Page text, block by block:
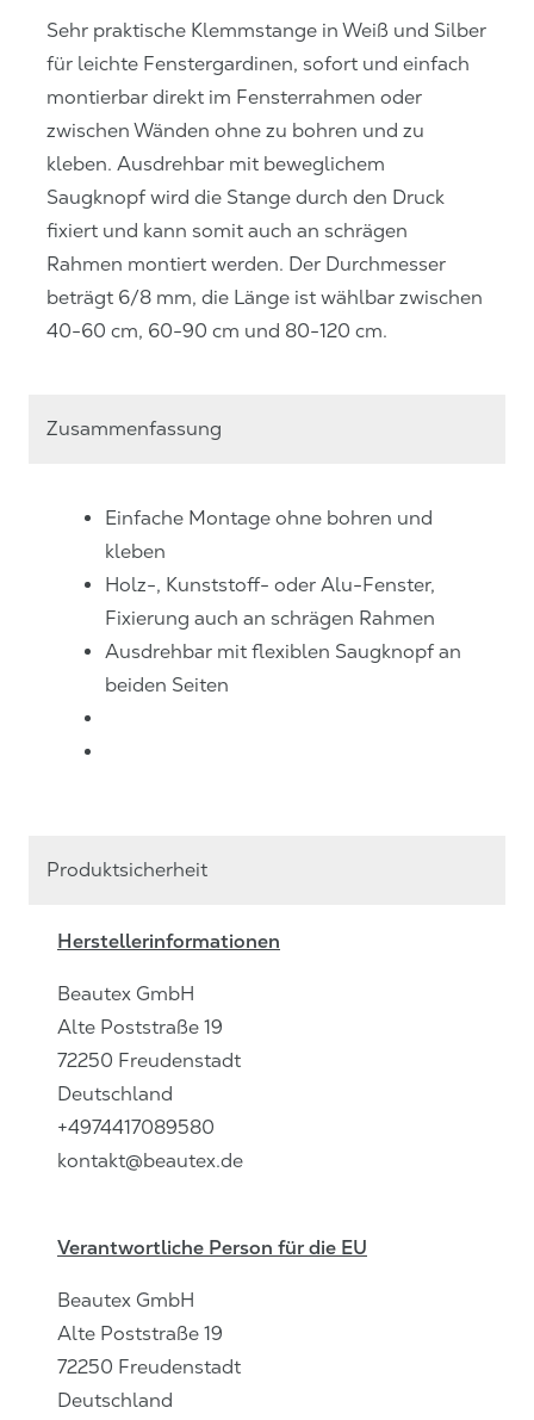
Sehr praktische Klemmstange in Weiß und Silber
für leichte Fenstergardinen, sofort und einfach
montierbar direkt im Fensterrahmen oder
zwischen Wänden ohne zu bohren und zu
kleben. Ausdrehbar mit beweglichem
Saugknopf wird die Stange durch den Druck
fixiert und kann somit auch an schrägen
Rahmen montiert werden. Der Durchmesser
beträgt 6/8 mm, die Länge ist wählbar zwischen
40-60 cm, 60-90 cm und 80-120 cm.
Zusammenfassung
Einfache Montage ohne bohren und
kleben
Holz-, Kunststoff- oder Alu-Fenster,
Fixierung auch an schrägen Rahmen
Ausdrehbar mit flexiblen Saugknopf an
beiden Seiten
Produktsicherheit
Herstellerinformationen
Beautex GmbH
Alte Poststraße 19
72250 Freudenstadt
Deutschland
+4974417089580
kontakt@beautex.de
Verantwortliche Person für die EU
Beautex GmbH
Alte Poststraße 19
72250 Freudenstadt
Deutschland